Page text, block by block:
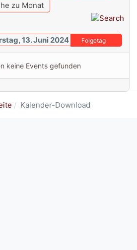
zu Monat
13. Juni 2024 Folgetag
keine Events gefunden
Kalender-Download